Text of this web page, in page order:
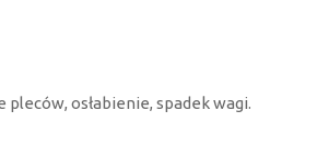
osłabienie, spadek wagi.